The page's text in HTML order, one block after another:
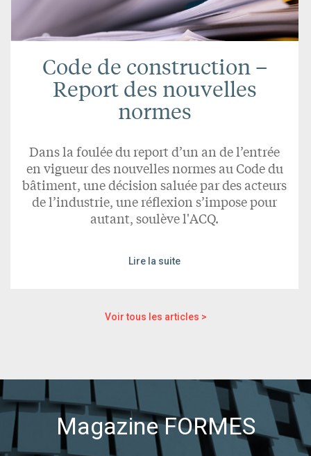
Code de construction –
Report des nouvelles
normes
Dans la foulée du report d’un an de l’entrée
en vigueur des nouvelles normes au Code du
bâtiment, une décision saluée par des acteurs
de l’industrie, une réflexion s’impose pour
autant, soulève l'ACQ.
Lire la suite
Voir tous les articles >
Magazine FORMES